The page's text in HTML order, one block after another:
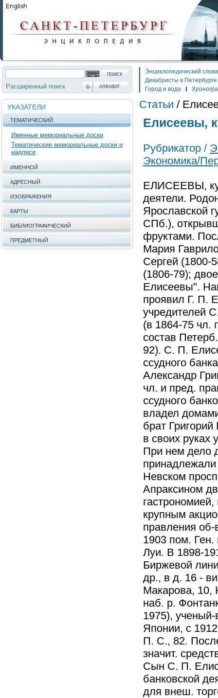
Расширенный поиск АЛФАВИТ
УКАЗАТЕЛИ
ТЕМАТИЧЕСКИЙ
Именные мемориальные доски
Тематические мемориальные доски и
надписи
ИМЕННОЙ
АДРЕСНЫЙ
ИЗОБРАЖЕНИЯ
КАРТЫ
БИБЛИОГРАФИЧЕСКИЙ
ПРЕДМЕТНЫЙ
Энциклопедический
Декабристы в Петербурге
Город и вода
Статьи /
Елисеевы,
Рубрикатор /
Экономика/
ЕЛИСЕЕВЫ,
деятели.
Ярославской
СПб.),
фруктами.
Мария
Сергей (1800-
(1806-79);
Елисеевы".
проявил Г. П.
учредителей
(в 1864-75 чл.
состав
92). С. П.
ссудного
Александр
чл. и пред.
ссудного
владел
брат
в своих руках
При нем дело
принадлежали
Невском
Апраксином
крупным
правления
1903 пом. Ген.
Луи. В 1898-
Биржевой
др., в д. 16 -
Макарова, 10,
наб. р.
1975), ученый-
Японии, с
П. С., 82.
значит.
Сын С. П.
банковской
для внеш.